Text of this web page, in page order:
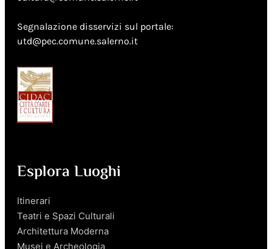
Segnalazione disservizi sul portale:
utd@pec.comune.salerno.it
Esplora Luoghi
Itinerari
Teatri e Spazi Culturali
Architettura Moderna
Musei e Archeologia